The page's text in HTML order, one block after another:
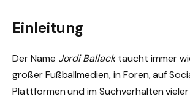
Einleitung
Der Name Jordi Ballacktaucht immer
großer Fußballmedien, in Foren, auf
Plattformen und im Suchverhalten vieler